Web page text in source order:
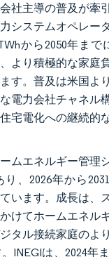
社主導の普及が牽
システムオペレー
から2050年まで
より積極的な家庭
す。普及は米国よ
電力会社チャネル
宅電化への継続的
ムエネルギー管理
、2026年から
います。成長は、
けてホームエネル
タル接続家庭のよ
INEGIは、2024年